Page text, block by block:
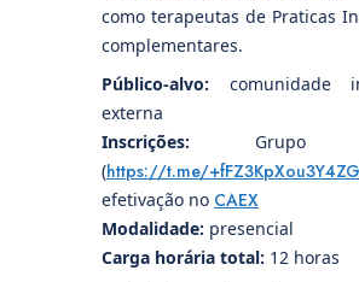
como terapeutas de Praticas
complementares.
Público-alvo: comunidade
externa
Inscrições: Grupo
(https://t.me/
efetivação no CAEX
Modalidade: presencial
Carga horária total: 12 horas